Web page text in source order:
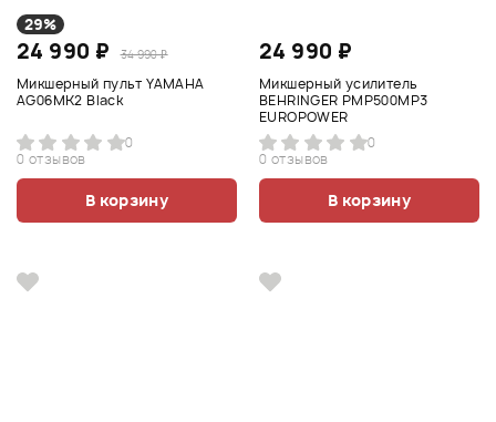
29%
24 990 ₽ 34 990 ₽
Микшерный пульт YAMAHA
AG06MK2 Black
0
0 отзывов
В корзину
24 990 ₽
Микшерный усилитель
BEHRINGER PMP500MP3
EUROPOWER
0
0 отзывов
В корзину